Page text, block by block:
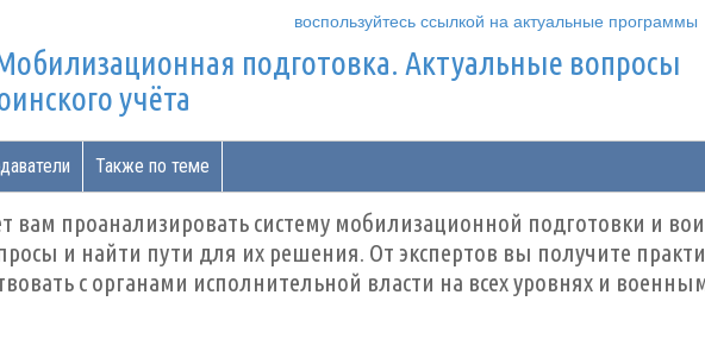
воспользуйтесь ссылкой на актуальные программы
подготовка. Актуальные вопросы
учёта
Также по теме
вам проанализировать систему мобилизационной подготовки и
и найти пути для их решения. От экспертов вы получите
с органами исполнительной власти на всех уровнях и